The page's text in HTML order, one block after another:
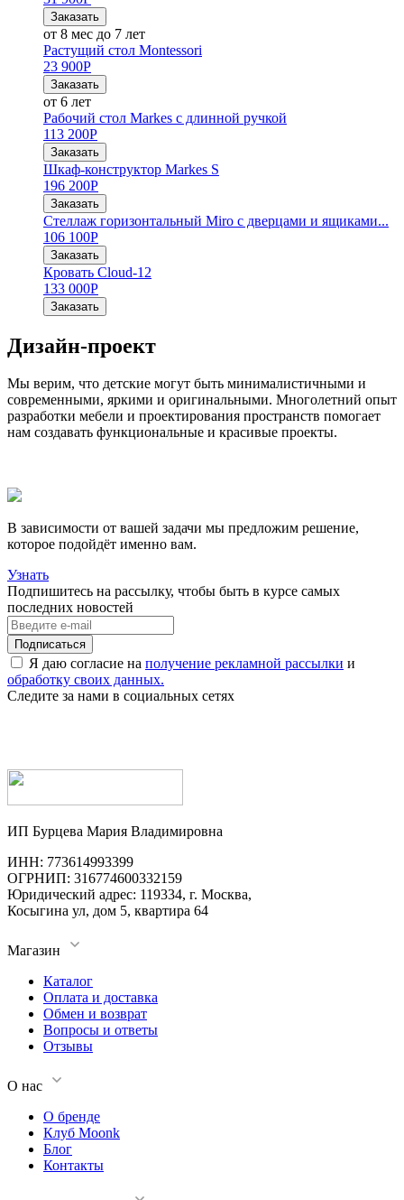
Заказать
от 8 мес до 7 лет
Растущий стол Montessori
23 900Р
Заказать
от 6 лет
Рабочий стол Markes с длинной ручкой
113 200Р
Заказать
Шкаф-конструктор Markes S
196 200Р
Заказать
Стеллаж горизонтальный Miro с дверцами и ящиками...
106 100Р
Заказать
Кровать Cloud-12
133 000Р
Заказать
Дизайн-проект
Мы верим, что детские могут быть минималистичными и
современными, яркими и оригинальными. Многолетний опыт
разработки мебели и проектирования пространств помогает
нам создавать функциональные и красивые проекты.
В зависимости от вашей задачи мы предложим решение,
которое подойдёт именно вам.
Узнать
Подпишитесь на рассылку, чтобы быть в курсе самых
последних новостей
Я даю согласие на получение рекламной рассылки и
обработку своих данных.
Следите за нами в социальных сетях
ИП Бурцева Мария Владимировна
ИНН: 773614993399
ОГРНИП: 316774600332159
Юридический адрес: 119334, г. Москва,
Косыгина ул, дом 5, квартира 64
Магазин
Каталог
Оплата и доставка
Обмен и возврат
Вопросы и ответы
Отзывы
О нас
О бренде
Клуб Moonk
Блог
Контакты